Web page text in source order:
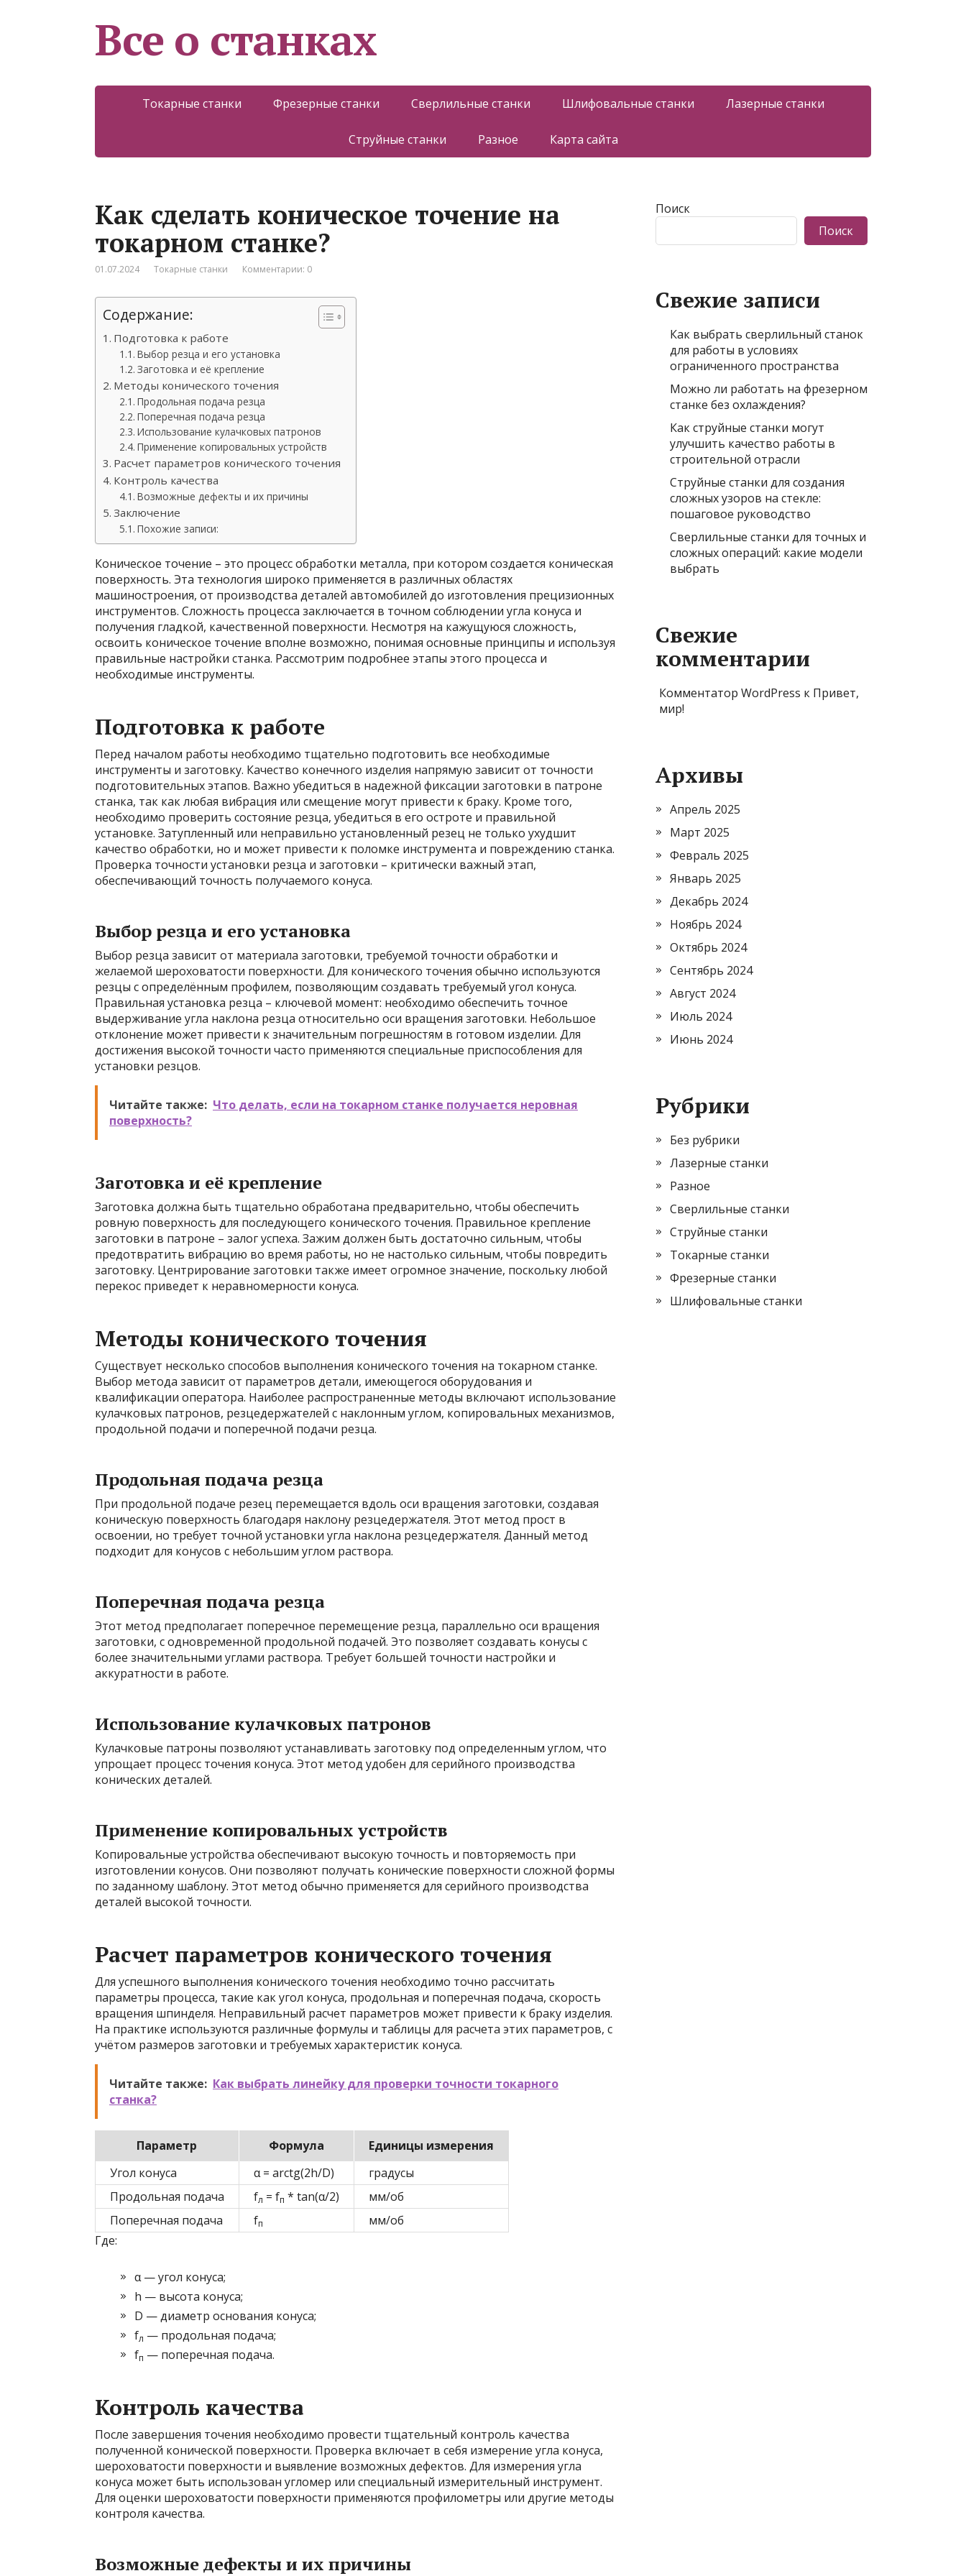
Все о станках
Токарные станки Фрезерные станки Сверлильные станки Шлифовальные станки Лазерные станки
Струйные станки Разное Карта сайта
Как сделать коническое точение на
токарном станке?
01.07.2024 Токарные станки Комментарии: 0
Содержание:
Подготовка к работе
Выбор резца и его установка
Заготовка и её крепление
Методы конического точения
Продольная подача резца
Поперечная подача резца
Использование кулачковых патронов
Применение копировальных устройств
Расчет параметров конического точения
Контроль качества
Возможные дефекты и их причины
Заключение
Похожие записи:
Коническое точение – это процесс обработки металла, при котором создается коническая
поверхность. Эта технология широко применяется в различных областях
машиностроения, от производства деталей автомобилей до изготовления прецизионных
инструментов. Сложность процесса заключается в точном соблюдении угла конуса и
получения гладкой, качественной поверхности. Несмотря на кажущуюся сложность,
освоить коническое точение вполне возможно, понимая основные принципы и используя
правильные настройки станка. Рассмотрим подробнее этапы этого процесса и
необходимые инструменты.
Подготовка к работе
Перед началом работы необходимо тщательно подготовить все необходимые
инструменты и заготовку. Качество конечного изделия напрямую зависит от точности
подготовительных этапов. Важно убедиться в надежной фиксации заготовки в патроне
станка, так как любая вибрация или смещение могут привести к браку. Кроме того,
необходимо проверить состояние резца, убедиться в его остроте и правильной
установке. Затупленный или неправильно установленный резец не только ухудшит
качество обработки, но и может привести к поломке инструмента и повреждению станка.
Проверка точности установки резца и заготовки – критически важный этап,
обеспечивающий точность получаемого конуса.
Выбор резца и его установка
Выбор резца зависит от материала заготовки, требуемой точности обработки и
желаемой шероховатости поверхности. Для конического точения обычно используются
резцы с определённым профилем, позволяющим создавать требуемый угол конуса.
Правильная установка резца – ключевой момент: необходимо обеспечить точное
выдерживание угла наклона резца относительно оси вращения заготовки. Небольшое
отклонение может привести к значительным погрешностям в готовом изделии. Для
достижения высокой точности часто применяются специальные приспособления для
установки резцов.
Читайте также: Что делать, если на токарном станке получается неровная
поверхность?
Заготовка и её крепление
Заготовка должна быть тщательно обработана предварительно, чтобы обеспечить
ровную поверхность для последующего конического точения. Правильное крепление
заготовки в патроне – залог успеха. Зажим должен быть достаточно сильным, чтобы
предотвратить вибрацию во время работы, но не настолько сильным, чтобы повредить
заготовку. Центрирование заготовки также имеет огромное значение, поскольку любой
перекос приведет к неравномерности конуса.
Методы конического точения
Существует несколько способов выполнения конического точения на токарном станке.
Выбор метода зависит от параметров детали, имеющегося оборудования и
квалификации оператора. Наиболее распространенные методы включают использование
кулачковых патронов, резцедержателей с наклонным углом, копировальных механизмов,
продольной подачи и поперечной подачи резца.
Продольная подача резца
При продольной подаче резец перемещается вдоль оси вращения заготовки, создавая
коническую поверхность благодаря наклону резцедержателя. Этот метод прост в
освоении, но требует точной установки угла наклона резцедержателя. Данный метод
подходит для конусов с небольшим углом раствора.
Поперечная подача резца
Этот метод предполагает поперечное перемещение резца, параллельно оси вращения
заготовки, с одновременной продольной подачей. Это позволяет создавать конусы с
более значительными углами раствора. Требует большей точности настройки и
аккуратности в работе.
Использование кулачковых патронов
Кулачковые патроны позволяют устанавливать заготовку под определенным углом, что
упрощает процесс точения конуса. Этот метод удобен для серийного производства
конических деталей.
Применение копировальных устройств
Копировальные устройства обеспечивают высокую точность и повторяемость при
изготовлении конусов. Они позволяют получать конические поверхности сложной формы
по заданному шаблону. Этот метод обычно применяется для серийного производства
деталей высокой точности.
Расчет параметров конического точения
Для успешного выполнения конического точения необходимо точно рассчитать
параметры процесса, такие как угол конуса, продольная и поперечная подача, скорость
вращения шпинделя. Неправильный расчет параметров может привести к браку изделия.
На практике используются различные формулы и таблицы для расчета этих параметров, с
учётом размеров заготовки и требуемых характеристик конуса.
Читайте также: Как выбрать линейку для проверки точности токарного
станка?
Параметр Формула
Единицы измерения
Угол конуса
α = arctg(2h/D)
градусы
Продольная подача
fл = fп * tan(α/2)
мм/об
Поперечная подача
fп
мм/об
Где:
α — угол конуса;
h — высота конуса;
D — диаметр основания конуса;
fл — продольная подача;
fп — поперечная подача.
Контроль качества
После завершения точения необходимо провести тщательный контроль качества
полученной конической поверхности. Проверка включает в себя измерение угла конуса,
шероховатости поверхности и выявление возможных дефектов. Для измерения угла
конуса может быть использован угломер или специальный измерительный инструмент.
Для оценки шероховатости поверхности применяются профилометры или другие методы
контроля качества.
Возможные дефекты и их причины
Поиск
Поиск
Свежие записи
Как выбрать сверлильный станок
для работы в условиях
ограниченного пространства
Можно ли работать на фрезерном
станке без охлаждения?
Как струйные станки могут
улучшить качество работы в
строительной отрасли
Струйные станки для создания
сложных узоров на стекле:
пошаговое руководство
Сверлильные станки для точных и
сложных операций: какие модели
выбрать
Свежие
комментарии
Комментатор WordPress к Привет,
мир!
Архивы
Апрель 2025
Март 2025
Февраль 2025
Январь 2025
Декабрь 2024
Ноябрь 2024
Октябрь 2024
Сентябрь 2024
Август 2024
Июль 2024
Июнь 2024
Рубрики
Без рубрики
Лазерные станки
Разное
Сверлильные станки
Струйные станки
Токарные станки
Фрезерные станки
Шлифовальные станки